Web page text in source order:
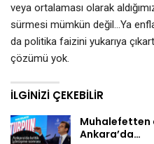
veya ortalaması olarak
sürmesi mümkün değil…Ya
da politika faizini yukarıya
çözümü yok.
İLGINIZI ÇEKEBILIR
Muhalefetten
Ankara’da…